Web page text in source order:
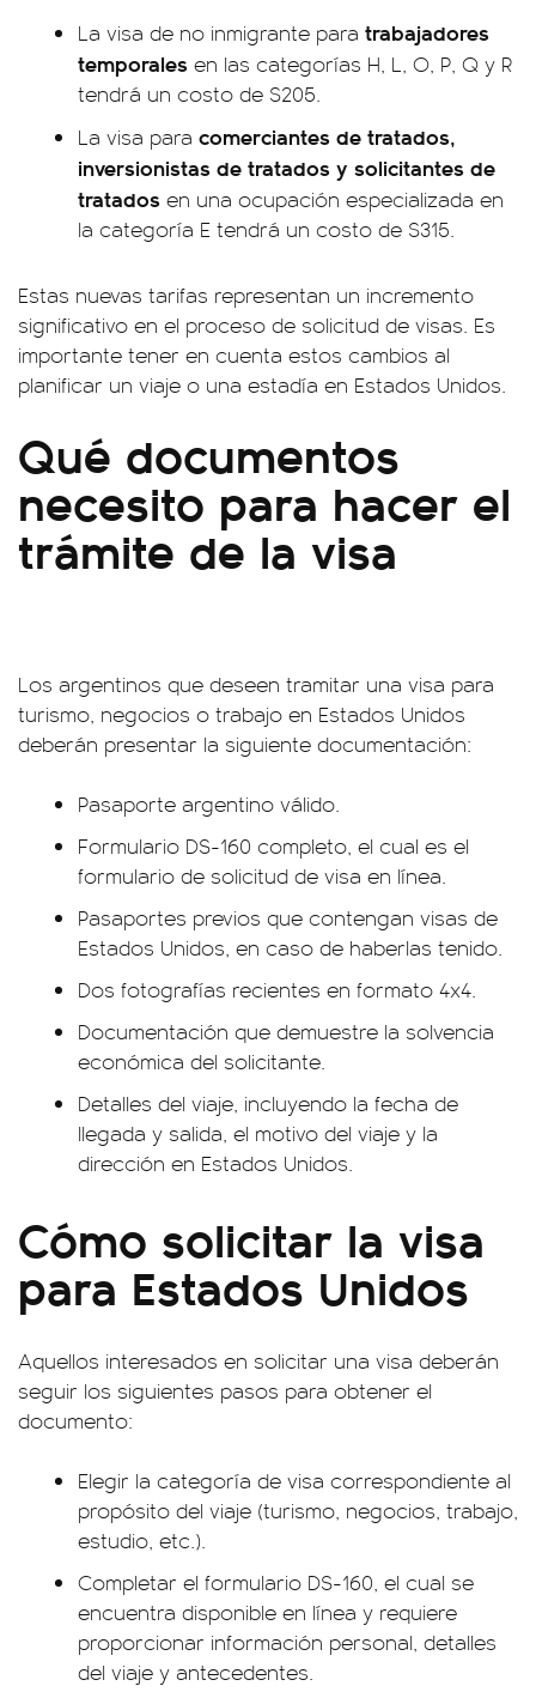
La visa de no inmigrante para trabajadores
temporales en las categorías H, L, O, P, Q y R
tendrá un costo de $205.
La visa para comerciantes de tratados,
inversionistas de tratados y solicitantes de
tratados en una ocupación especializada en
la categoría E tendrá un costo de $315.
Estas nuevas tarifas representan un incremento
significativo en el proceso de solicitud de visas. Es
importante tener en cuenta estos cambios al
planificar un viaje o una estadía en Estados Unidos.
Qué documentos
necesito para hacer el
trámite de la visa
Los argentinos que deseen tramitar una visa para
turismo, negocios o trabajo en Estados Unidos
deberán presentar la siguiente documentación:
Pasaporte argentino válido.
Formulario DS-160 completo, el cual es el
formulario de solicitud de visa en línea.
Pasaportes previos que contengan visas de
Estados Unidos, en caso de haberlas tenido.
Dos fotografías recientes en formato 4x4.
Documentación que demuestre la solvencia
económica del solicitante.
Detalles del viaje, incluyendo la fecha de
llegada y salida, el motivo del viaje y la
dirección en Estados Unidos.
Cómo solicitar la visa
para Estados Unidos
Aquellos interesados en solicitar una visa deberán
seguir los siguientes pasos para obtener el
documento:
Elegir la categoría de visa correspondiente al
propósito del viaje (turismo, negocios, trabajo,
estudio, etc.).
Completar el formulario DS-160, el cual se
encuentra disponible en línea y requiere
proporcionar información personal, detalles
del viaje y antecedentes.